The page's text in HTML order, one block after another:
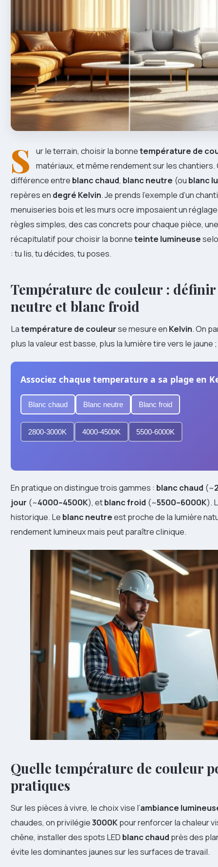
S ur le terrain, choisir la bonnetempérature de
matériaux, et même rendement sur les
différence entre blanc chaud, blanc neutre (ou blanc
repères en degré Kelvin. Je prends l’exemple d’un
menuiseries bois et les murs ocre imposaient un
règles simples, des cas concrets pour chaque pièce,
récapitulatif pour choisir la bonneteinte lumineuse
: tu lis, tu décides, tu poses.
Température de couleur :
neutre etblanc froid
Latempérature de couleurse mesure en Kelvin. On
plus la valeur est basse, plus la lumière tire vers le
Associez chaque temperature a sa plage en
Blanc chaud Blanc neutre Blanc froid
2800-3000K 4000-4500K 5500-6000K
En pratique on distingue trois gammes : blanc chaud (~
jour (~4000–4500K), etblanc froid (~5500–6000K).
historique. Le blanc neutreest proche de la lumière
rendement lumineux mais peut paraître clinique.
Quelletempérature de couleur
pratiques
Sur les pièces à vivre, le choix vise l’ambiance
chaudes, on privilégie3000Kpour renforcer la chaleur
chêne, installer des spots LED blanc chaud près des
évite les dominantes jaunes sur les surfaces de travail.